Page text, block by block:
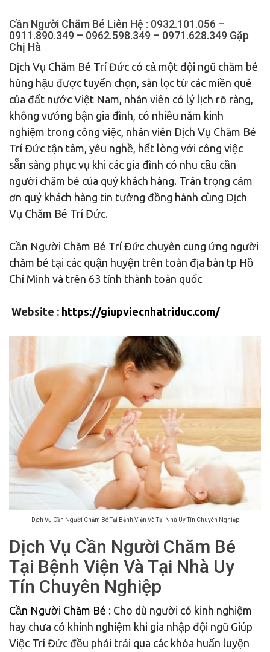
Cần Người Chăm Bé Liên Hệ : 0932.101.056 –
0911.890.349 – 0962.598.349 – 0971.628.349 Gặp
Chị Hà
Dịch Vụ Chăm Bé Trí Đức có cả một đội ngũ chăm bé
hùng hậu được tuyển chọn, sàn lọc từ các miền quê
của đất nước Việt Nam, nhân viên có lý lịch rõ ràng,
không vướng bận gia đình, có nhiều năm kinh
nghiệm trong công việc, nhân viên Dịch Vụ Chăm Bé
Trí Đức tận tâm, yêu nghề, hết lòng với công việc
sẵn sàng phục vụ khi các gia đình có nhu cầu cần
người chăm bé của quý khách hàng. Trân trọng cảm
ơn quý khách hàng tin tưởng đồng hành cùng Dịch
Vụ Chăm Bé Trí Đức.
Cần Người Chăm Bé Trí Đức chuyên cung ứng người
chăm bé tại các quận huyện trên toàn địa bàn tp Hồ
Chí Minh và trên 63 tỉnh thành toàn quốc
Website : https://giupviecnhatriduc.com/
Dịch Vụ Cần Người Chăm Bé Tại Bệnh Viện Và Tại Nhà Uy Tín Chuyên Nghiệp
Dịch Vụ Cần Người Chăm Bé
Tại Bệnh Viện Và Tại Nhà Uy
Tín Chuyên Nghiệp
Cần Người Chăm Bé : Cho dù người có kinh nghiệm
hay chưa có khinh nghiệm khi gia nhập đội ngũ Giúp
Việc Trí Đức đều phải trải qua các khóa huấn luyện